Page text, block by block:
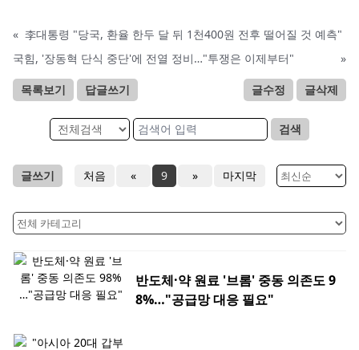
« 李대통령 "당국, 환율 한두 달 뒤 1천400원 전후 떨어질 것 예측"
국힘, '장동혁 단식 중단'에 전열 정비…"투쟁은 이제부터"
»
목록보기 답글쓰기 글수정 글삭제
검색
글쓰기 처음 « 9 » 마지막
반도체·약 원료 '브롬' 중동 의존도 9
8%…"공급망 대응 필요"